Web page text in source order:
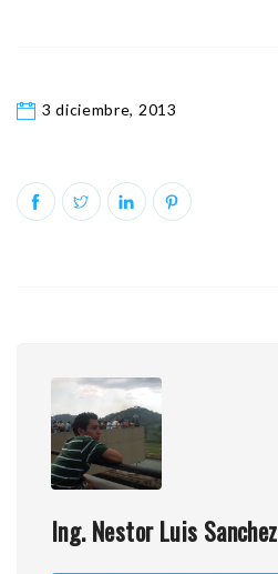
3 diciembre, 2013
Ing. Nestor Luis Sanchez